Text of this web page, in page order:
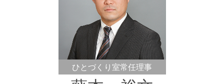
ひとづくり室常任理事